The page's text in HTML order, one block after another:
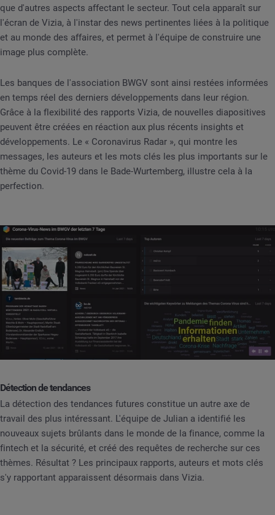
que d'autres aspects affectant le secteur. Tout cela apparaît sur
l'écran de Vizia, à l'instar des news pertinentes liées à la politique
et au monde des affaires, et permet à l'équipe de construire une
image plus complète.
Les banques de l'association BWGV sont ainsi restées informées
en temps réel des derniers développements dans leur région.
Grâce à la flexibilité des rapports Vizia, de nouvelles diapositives
peuvent être créées en réaction aux plus récents insights et
développements. Le « Coronavirus Radar », qui montre les
messages, les auteurs et les mots clés les plus importants sur le
thème du Covid-19 dans le Bade-Wurtemberg, illustre cela à la
perfection.
Détection de tendances
La détection des tendances futures constitue un autre axe de
travail des plus intéressant. L'équipe de Julian a identifié les
nouveaux sujets brûlants dans le monde de la finance, comme la
fintech et la sécurité, et créé des requêtes de recherche sur ces
thèmes. Résultat ? Les principaux rapports, auteurs et mots clés
s'y rapportant apparaissent désormais dans Vizia.